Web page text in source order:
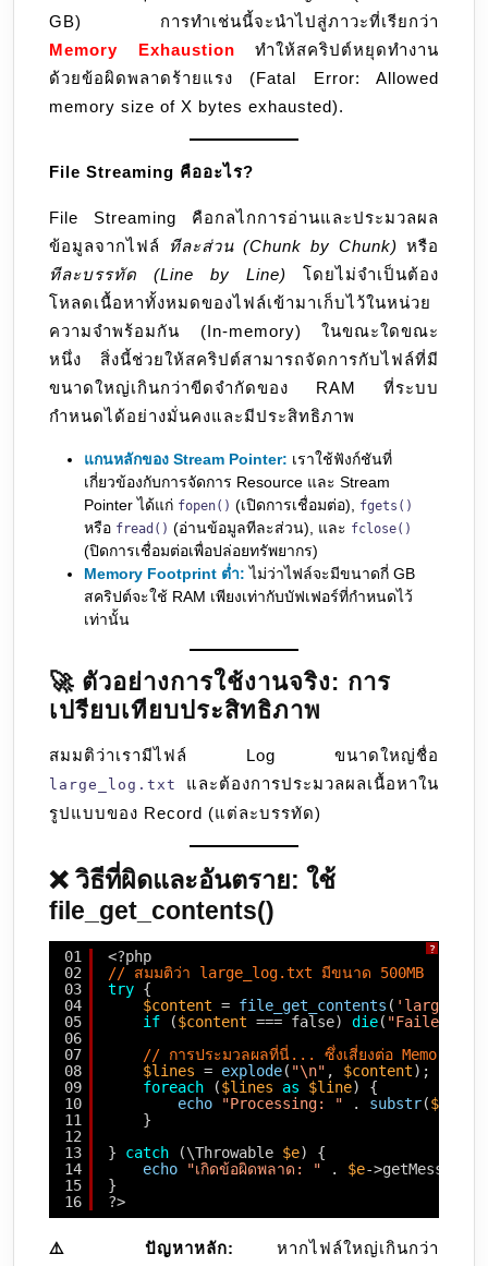
GB) การทำเช่นนี้จะนำไปสู่ภาวะที่เรียกว่า
Memory Exhaustion ทำให้สคริปต์หยุดทำงาน
ด้วยข้อผิดพลาดร้ายแรง (Fatal Error: Allowed
memory size of X bytes exhausted).
File Streaming คืออะไร?
File Streaming คือกลไกการอ่านและประมวลผล
ข้อมูลจากไฟล์
ทีละส่วน (Chunk by Chunk) หรือ
ทีละบรรทัด (Line by Line)
โดยไม่จำเป็นต้อง
โหลดเนื้อหาทั้งหมดของไฟล์เข้ามาเก็บไว้ในหน่วย
ความจำพร้อมกัน (In-memory) ในขณะใดขณะ
หนึ่ง สิ่งนี้ช่วยให้สคริปต์สามารถจัดการกับไฟล์ที่มี
ขนาดใหญ่เกินกว่าขีดจำกัดของ RAM ที่ระบบ
กำหนดได้อย่างมั่นคงและมีประสิทธิภาพ
แกนหลักของ Stream Pointer: เราใช้ฟังก์ชันที่
เกี่ยวข้องกับการจัดการ Resource และ Stream
Pointer ได้แก่ fopen() (เปิดการเชื่อมต่อ), fgets()
หรือ fread() (อ่านข้อมูลทีละส่วน), และ fclose()
(ปิดการเชื่อมต่อเพื่อปล่อยทรัพยากร)
Memory Footprint ต่ำ: ไม่ว่าไฟล์จะมีขนาดกี่ GB
สคริปต์จะใช้ RAM เพียงเท่ากับบัฟเฟอร์ที่กำหนดไว้
เท่านั้น
🚀 ตัวอย่างการใช้งานจริง: การ
เปรียบเทียบประสิทธิภาพ
สมมติว่าเรามีไฟล์ Log ขนาดใหญ่ชื่อ
large_log.txt
และต้องการประมวลผลเนื้อหาใน
รูปแบบของ Record (แต่ละบรรทัด)
❌ วิธีที่ผิดและอันตราย: ใช้
file_get_contents()
?
01
02
03
04
05
06
07
08
09
10
11
12
13
14
15
16
<?php
// สมมติว่า large_log.txt มีขนาด 500MB
try {
$content = file_get_contents (
if
($content === false) die( "Failed to
// การประมวลผลที่นี่... ซึ่งเสี่ยงต่อ Memory
$lines = explode( "\n" , $content);
foreach
($lines as $line) {
echo
"Processing: " . substr($line
}
} catch (\Throwable $e) {
echo
"เกิดข้อผิดพลาด: " . $e-
}
?>
⚠️ ปัญหาหลัก: หากไฟล์ใหญ่เกินกว่า